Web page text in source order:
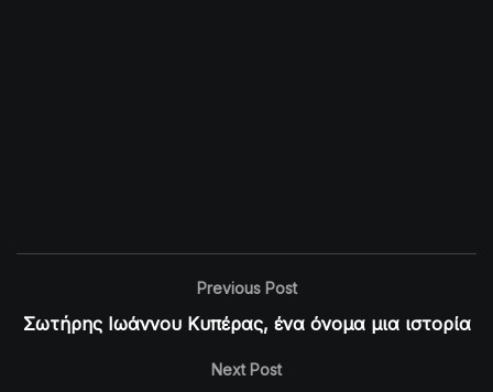
Previous Post
Σωτήρης Ιωάννου Κυπέρας, ένα όνομα μια ιστορία
Next Post